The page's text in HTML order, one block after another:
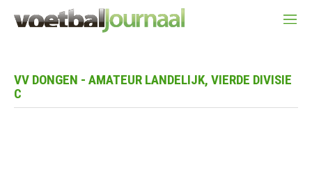
VV DONGEN - AMATEUR LANDELIJK, VIERDE DIVISIE
C